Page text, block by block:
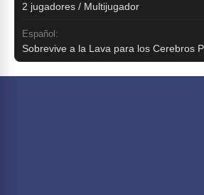
2 jugadores / Multijugador
Español:
Sobrevive a la Lava para los Cerebros